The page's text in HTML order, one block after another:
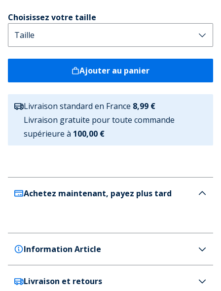
Choisissez votre taille
Ajouter au panier
Livraison standard en France 8,99 €
Livraison gratuite pour toute commande
supérieure à 100,00 €
Achetez maintenant, payez plus tard
Information Article
SKECHERS
Livraison et retours